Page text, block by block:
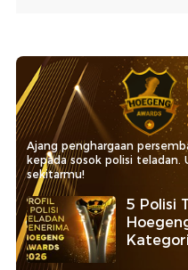
Ajang penghargaan
kepada sosok polisi teladan.
sekitarmu!
5 Polisi